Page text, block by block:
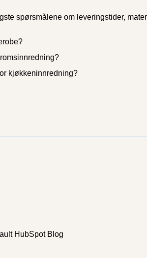
spørsmålene om leveringstider,
kjøkkeninnredning?
HubSpot Blog